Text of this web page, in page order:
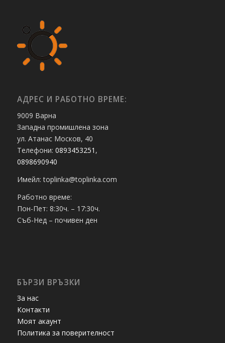
АДРЕС И РАБОТНО ВРЕМЕ:
9009 Варна
Западна промишлена зона
ул. Атанас Москов, 40
Телефони: 0893453251 ,
0898690940
Имейл: toplinka@toplinka.com
Работно време:
Пон-Пет: 8:30ч. – 17:30ч.
Съб-Нед – почивен ден
БЪРЗИ ВРЪЗКИ
За нас
Контакти
Моят акаунт
Политика за поверителност